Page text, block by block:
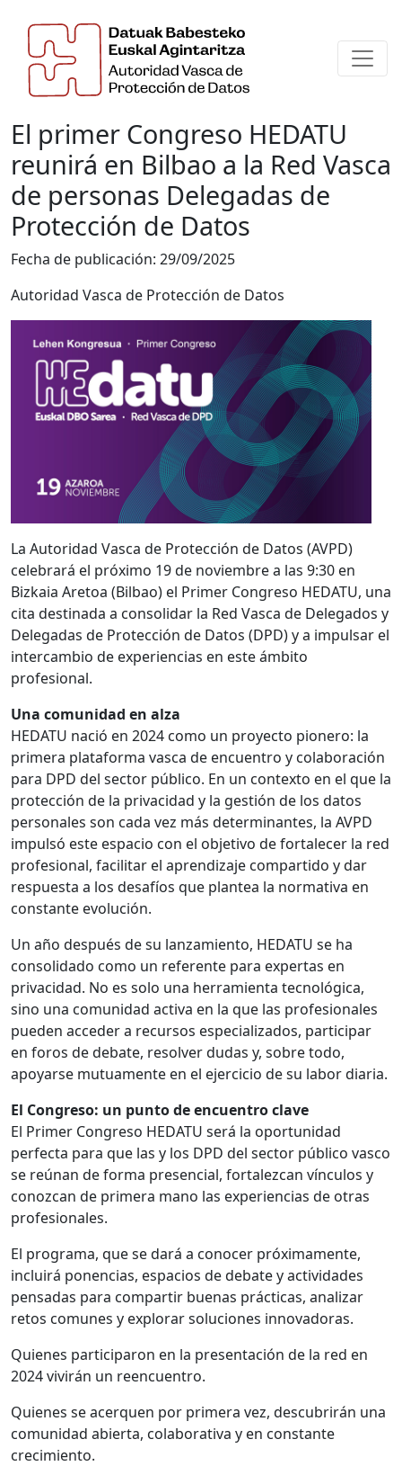
El primer Congreso HEDATU
reunirá en Bilbao a la Red Vasca
de personas Delegadas de
Protección de Datos
Fecha de publicación: 29/09/2025
Autoridad Vasca de Protección de Datos
La Autoridad Vasca de Protección de Datos (AVPD)
celebrará el próximo 19 de noviembre a las 9:30 en
Bizkaia Aretoa (Bilbao) el Primer Congreso HEDATU, una
cita destinada a consolidar la Red Vasca de Delegados y
Delegadas de Protección de Datos (DPD) y a impulsar el
intercambio de experiencias en este ámbito
profesional.
Una comunidad en alza
HEDATU nació en 2024 como un proyecto pionero: la
primera plataforma vasca de encuentro y colaboración
para DPD del sector público. En un contexto en el que la
protección de la privacidad y la gestión de los datos
personales son cada vez más determinantes, la AVPD
impulsó este espacio con el objetivo de fortalecer la red
profesional, facilitar el aprendizaje compartido y dar
respuesta a los desafíos que plantea la normativa en
constante evolución.
Un año después de su lanzamiento, HEDATU se ha
consolidado como un referente para expertas en
privacidad. No es solo una herramienta tecnológica,
sino una comunidad activa en la que las profesionales
pueden acceder a recursos especializados, participar
en foros de debate, resolver dudas y, sobre todo,
apoyarse mutuamente en el ejercicio de su labor diaria.
El Congreso: un punto de encuentro clave
El Primer Congreso HEDATU será la oportunidad
perfecta para que las y los DPD del sector público vasco
se reúnan de forma presencial, fortalezcan vínculos y
conozcan de primera mano las experiencias de otras
profesionales.
El programa, que se dará a conocer próximamente,
incluirá ponencias, espacios de debate y actividades
pensadas para compartir buenas prácticas, analizar
retos comunes y explorar soluciones innovadoras.
Quienes participaron en la presentación de la red en
2024 vivirán un reencuentro.
Quienes se acerquen por primera vez, descubrirán una
comunidad abierta, colaborativa y en constante
crecimiento.